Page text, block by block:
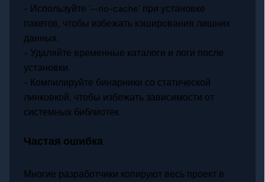
- Используйте `--no-cache` при установке
пакетов, чтобы избежать кэширования лишних
данных.
- Удаляйте временные каталоги и логи после
установки.
- Компилируйте бинарники со статической
линковкой, чтобы избежать зависимости от
системных библиотек.
Частая ошибка
Многие разработчики копируют весь проект в